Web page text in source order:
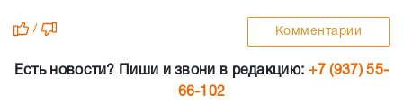
/ Комментарии
Есть новости? Пиши и звони в редакцию: +7 (937) 55-
66-102